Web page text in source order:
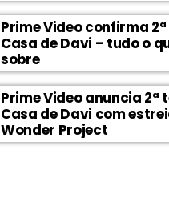
Prime Video confirma
Casa de Davi – tudo o
sobre
Prime Video anuncia 2ª
Casa de Davi com
Wonder Project